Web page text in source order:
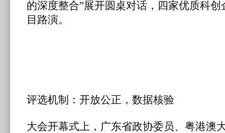
的深度整合”展开圆桌对话，四家优质科
目路演。
评选机制：开放公正，数据核验
大会开幕式上，广东省政协委员、粤港澳